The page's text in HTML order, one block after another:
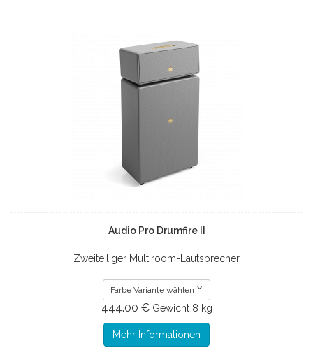
Audio Pro Drumfire II
Zweiteiliger Multiroom-Lautsprecher
Farbe Variante wählen
444.00 € Gewicht 8 kg
Mehr Informationen